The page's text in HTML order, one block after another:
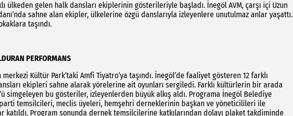
ülkeden gelen halk dansları ekiplerinin gösterileriyle başladı. İnegöl AVM, çarşı içi Uzun
sahne alan ekipler, ülkelerine özgü danslarıyla izleyenlere unutulmaz anlar yaşattı.
taşındı.
PERFORMANS
Kültür Park’taki Amfi Tiyatro’ya taşındı. İnegöl’de faaliyet gösteren 12 farklı
ekipleri sahne alarak yörelerine ait oyunları sergiledi. Farklı kültürlerin bir arada
simgeleyen bu gösteriler, izleyenlerden büyük alkış aldı. Programa İnegöl Belediye
parti temsilcileri, meclis üyeleri, hemşehri derneklerinin başkan ve yöneticilileri ile
katıldı. Program sonunda dernek temsilcilerine katkılarından dolayı plaket takdiminde